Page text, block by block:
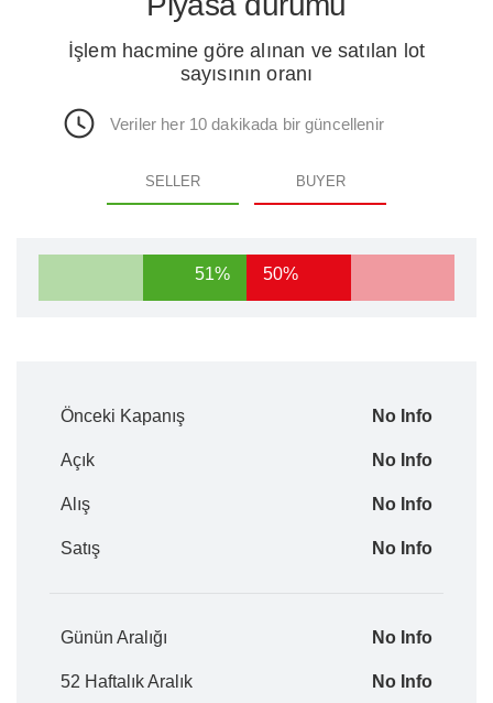
İşlem hacmine göre alınan ve satılan lot
sayısının oranı
Veriler her 10 dakikada bir güncellenir
SELLER BUYER
51% 50%
Önceki Kapanış No Info
Açık No Info
Alış No Info
Satış No Info
Günün Aralığı No Info
52 Haftalık Aralık No Info